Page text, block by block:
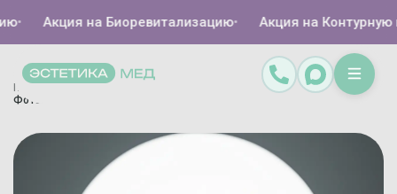
Акция на Биоревитализацию• Акция на Контурную
Главная Каталог Аппаратная косметология / IPL-терапия
Фотоомоложение кожи IPL